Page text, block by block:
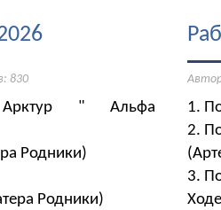
830
" Альфа
Родники)
Родники)
1.
2.
3.